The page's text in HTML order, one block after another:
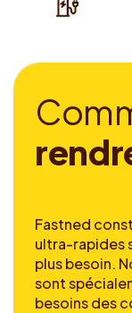
Com
rendr
Fastned
ultra-rapides
plus besoin.
sont
besoins des